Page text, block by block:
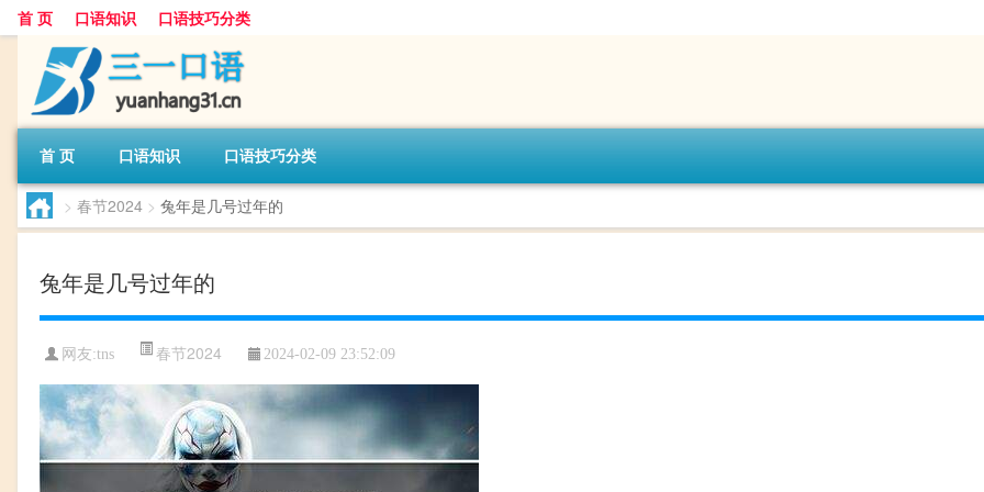
首 页 口语知识 口语技巧分类
首 页 口语知识 口语技巧分类
> 春节2024 > 兔年是几号过年的
兔年是几号过年的
网友:tns 春节2024 2024-02-09 23:52:09